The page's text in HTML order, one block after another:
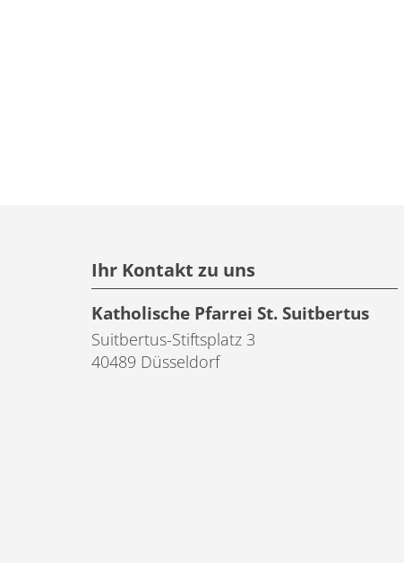
Ihr Kontakt zu uns
Katholische Pfarrei St. Suitbertus
Suitbertus-Stiftsplatz 3
40489 Düsseldorf